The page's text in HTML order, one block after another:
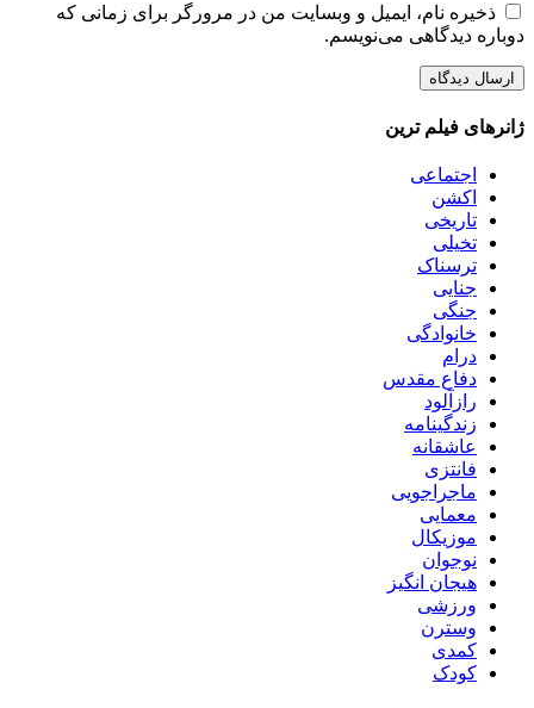
ذخیره نام، ایمیل و وبسایت من در مرورگر برای زمانی که
دوباره دیدگاهی می‌نویسم.
ژانرهای فیلم ترین
اجتماعی
اکشن
تاریخی
تخیلی
ترسناک
جنایی
جنگی
خانوادگی
درام
دفاع مقدس
رازآلود
زندگینامه
عاشقانه
فانتزی
ماجراجویی
معمایی
موزیکال
نوجوان
هیجان انگیز
ورزشی
وسترن
کمدی
کودک